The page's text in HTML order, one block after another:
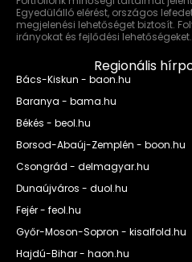
Egyedülálló elérést, országos
megjelenési lehetőséget biztosít.
irányokat és fejlődési
Regionális
Bács-Kiskun - baon.hu
Baranya - bama.hu
Békés - beol.hu
Borsod-Abaúj-Zemplén - boon.hu
Csongrád - delmagyar.hu
Dunaújváros - duol.hu
Fejér - feol.hu
Győr-Moson-Sopron - kisalfold.hu
Hajdú-Bihar - haon.hu